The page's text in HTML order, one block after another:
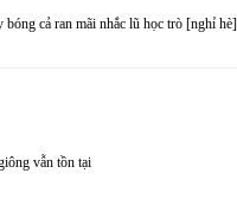
bóng cả ran mãi nhắc lũ học trò [nghỉ hè]
vẫn tồn tại